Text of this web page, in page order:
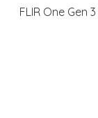
FLIR One Gen